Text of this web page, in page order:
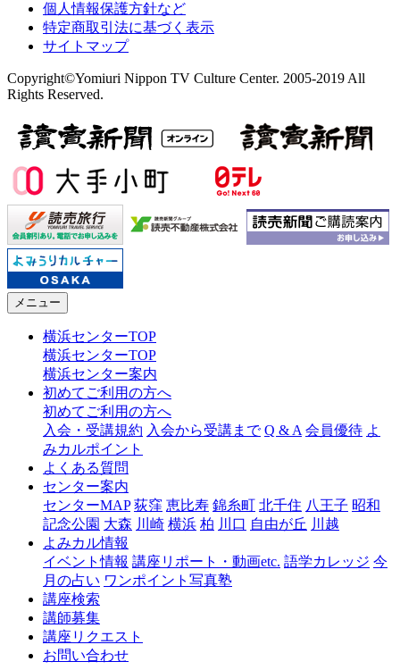
個人情報保護方針など
特定商取引法に基づく表示
サイトマップ
Copyright©Yomiuri Nippon TV Culture Center. 2005-2019 All
Rights Reserved.
メニュー
横浜センターTOP
横浜センターTOP
横浜センター案内
初めてご利用の方へ
初めてご利用の方へ
入会・受講規約 入会から受講まで Q & A 会員優待 よ
みカルポイント
よくある質問
センター案内
センターMAP 荻窪 恵比寿 錦糸町 北千住 八王子 昭和
記念公園 大森 川崎 横浜 柏 川口 自由が丘 川越
よみカル情報
イベント情報 講座リポート・動画etc. 語学カレッジ 今
月の占い ワンポイント写真塾
講座検索
講師募集
講座リクエスト
お問い合わせ